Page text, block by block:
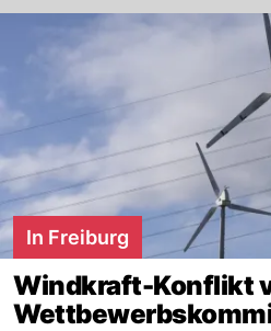
In Freiburg
Windkraft-Konflikt